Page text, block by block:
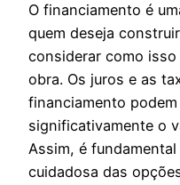
O financiamento é
quem deseja
considerar como
obra. Os juros e as
financiamento
significativamente o
Assim, é
cuidadosa das